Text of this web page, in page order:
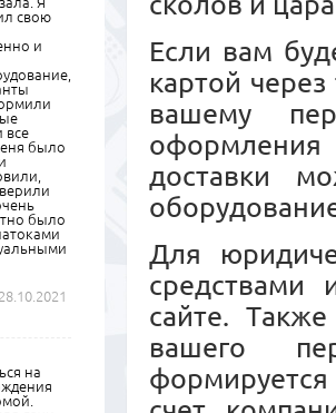
Если вам
картой
вашему
доставки
Для
средствами
сайте.
вашего
свою
и
все
было
было
28.10.2021
на